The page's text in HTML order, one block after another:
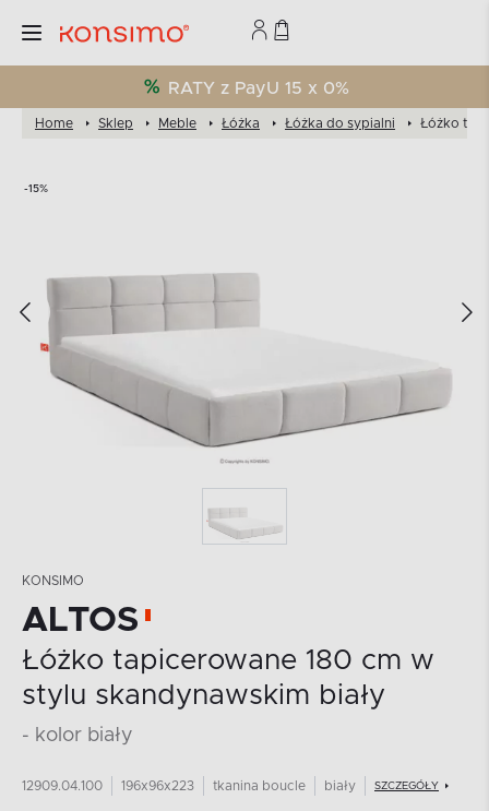
RATY z PayU 15 x 0%
Home Sklep Meble Łóżka Łóżka do sypialni Łóżko
-15%
KONSIMO
ALTOS
Łóżko tapicerowane 180 cm w
stylu skandynawskim biały
- kolor biały
12909.04.100 196x96x223 tkanina boucle biały SZCZEGÓŁY